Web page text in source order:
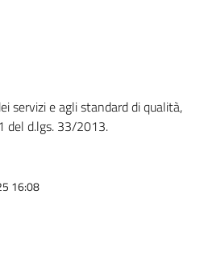
servizi e agli standard di qualità,
del d.lgs. 33/2013.
16:08